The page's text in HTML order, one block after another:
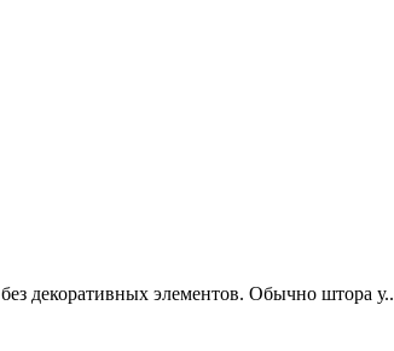
декоративных элементов. Обычно штора у..